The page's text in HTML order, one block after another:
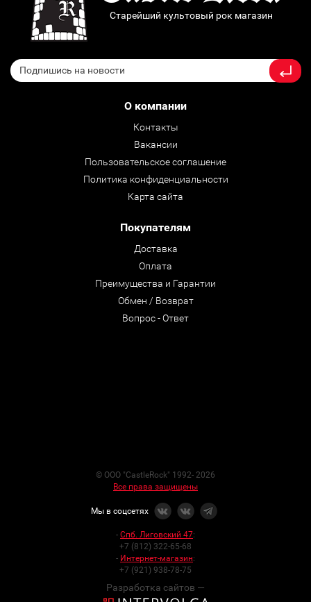
Старейший культовый рок магазин
О компании
Контакты
Вакансии
Пользовательское соглашение
Политика конфиденциальности
Карта сайта
Покупателям
Доставка
Оплата
Преимущества и Гарантии
Обмен / Возврат
Вопрос - Ответ
© ООО "CastleRock" 1992- 2026
Все права защищены
Мы в соцсетях
- Спб. Лиговский 47:
+7 (812) 322-65-68
- Интернет-магазин:
+7 (921) 938-78-75
Разработка сайтов —